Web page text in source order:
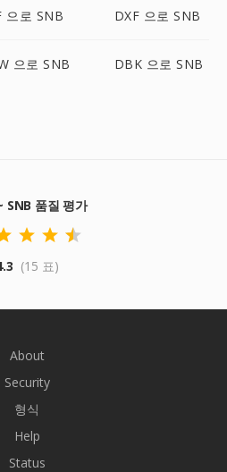
으로 SNB DXF 으로 SNB
으로 SNB DBK 으로 SNB
SNB 품질 평가
(15 표)
About
Security
형식
Help
Status